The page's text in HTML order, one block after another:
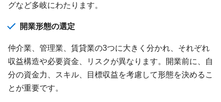
グなど多岐にわたります。
開業形態の選定
仲介業、管理業、賃貸業の3つに大きく分かれ、それぞれ
収益構造や必要資金、リスクが異なります。開業前に、自
分の資金力、スキル、目標収益を考慮して形態を決めるこ
とが重要です。